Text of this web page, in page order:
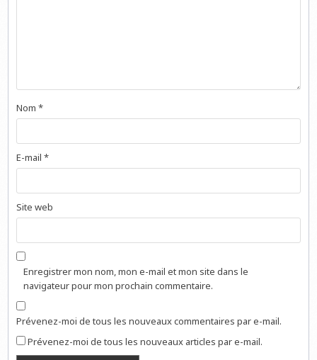
Nom*
E-mail*
Site web
Enregistrer mon nom, mon e-mail et mon site dans le
navigateur pour mon prochain commentaire.
Prévenez-moi de tous les nouveaux commentaires par e-mail.
Prévenez-moi de tous les nouveaux articles par e-mail.